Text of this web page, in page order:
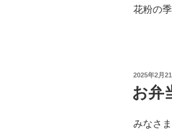
花粉の
投
日:
2025年2月
お弁
みなさ